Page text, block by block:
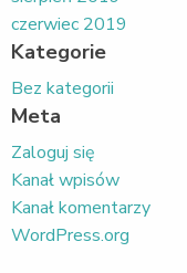
czerwiec 2019
Kategorie
Bez kategorii
Meta
Zaloguj się
Kanał wpisów
Kanał komentarzy
WordPress.org